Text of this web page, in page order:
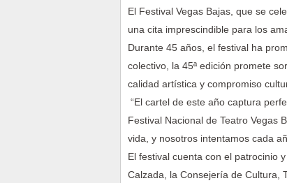
El Festival Vegas Bajas, que se
una cita imprescindible para los
Durante 45 años, el festival ha
colectivo, la 45ª edición promete
calidad artística y compromiso
“El cartel de este año captura
Festival Nacional de Teatro Vegas
vida, y nosotros intentamos cada
El festival cuenta con el patrocinio
Calzada, la Consejería de Cultura,